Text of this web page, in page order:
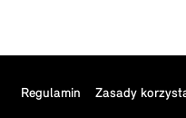
Regulamin Zasady